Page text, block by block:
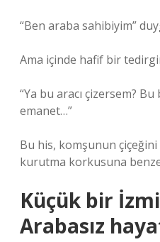
“Ben araba sahibiyim”
Ama içinde hafif bir
“Ya bu aracı çizersem?
emanet…”
Bu his, komşunun çiçeğini
kurutma korkusuna
Küçük bir
Arabasız